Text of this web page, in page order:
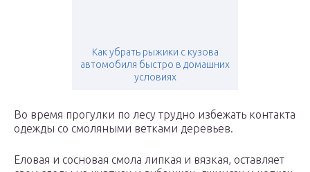
Как убрать рыжики с кузова
автомобиля быстро в домашних
условиях
Во время прогулки по лесу трудно избежать контакта
одежды со смоляными ветками деревьев.
Еловая и сосновая смола липкая и вязкая, оставляет